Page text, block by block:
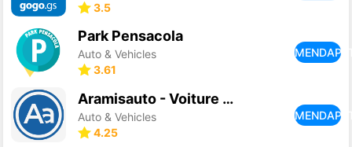
3.5
Park Pensacola
Auto & Vehicles
3.61
Aramisauto - Voiture occasion
Auto & Vehicles
4.25